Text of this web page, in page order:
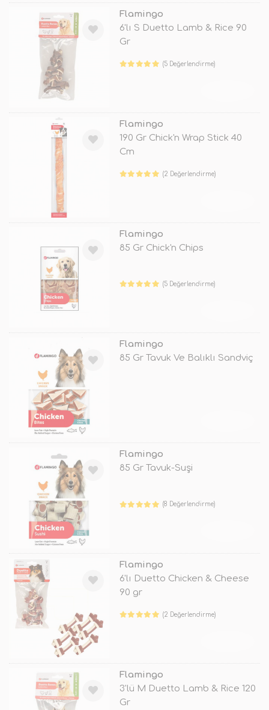
Flamingo
6'lı S Duetto Lamb & Rice 90
Gr
(5 Değerlendirme)
Flamingo
190 Gr Chick'n Wrap Stick 40
Cm
(2 Değerlendirme)
Flamingo
85 Gr Chick'n Chips
(5 Değerlendirme)
Flamingo
85 Gr Tavuk Ve Balıklı Sandviç
Flamingo
85 Gr Tavuk-Suşi
(8 Değerlendirme)
Flamingo
6'lı Duetto Chicken & Cheese
90 gr
(2 Değerlendirme)
Flamingo
3'lü M Duetto Lamb & Rice 120
Gr